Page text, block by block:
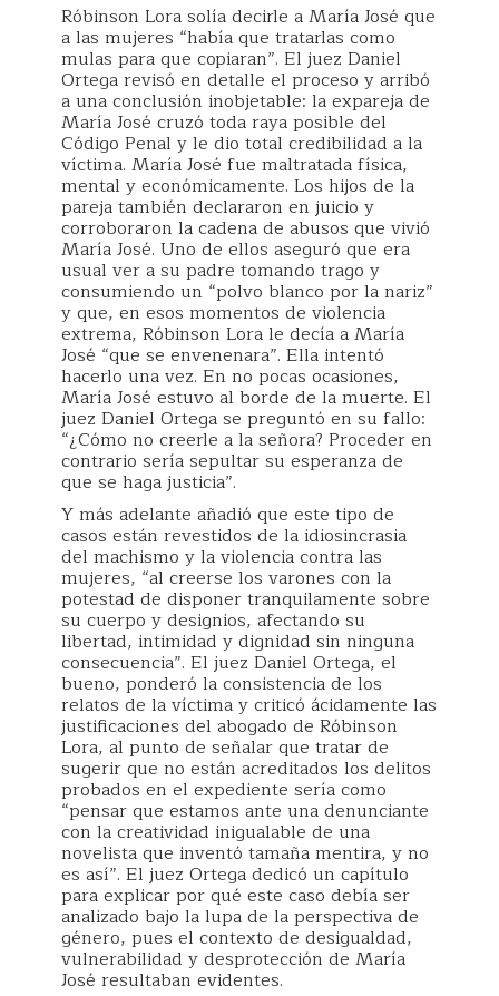
Róbinson Lora solía decirle a María José que
a las mujeres “había que tratarlas como
mulas para que copiaran”. El juez Daniel
Ortega revisó en detalle el proceso y arribó
a una conclusión inobjetable: la expareja de
María José cruzó toda raya posible del
Código Penal y le dio total credibilidad a la
víctima. María José fue maltratada física,
mental y económicamente. Los hijos de la
pareja también declararon en juicio y
corroboraron la cadena de abusos que vivió
María José. Uno de ellos aseguró que era
usual ver a su padre tomando trago y
consumiendo un “polvo blanco por la nariz”
y que, en esos momentos de violencia
extrema, Róbinson Lora le decía a María
José “que se envenenara”. Ella intentó
hacerlo una vez. En no pocas ocasiones,
María José estuvo al borde de la muerte. El
juez Daniel Ortega se preguntó en su fallo:
“¿Cómo no creerle a la señora? Proceder en
contrario sería sepultar su esperanza de
que se haga justicia”.
Y más adelante añadió que este tipo de
casos están revestidos de la idiosincrasia
del machismo y la violencia contra las
mujeres, “al creerse los varones con la
potestad de disponer tranquilamente sobre
su cuerpo y designios, afectando su
libertad, intimidad y dignidad sin ninguna
consecuencia”. El juez Daniel Ortega, el
bueno, ponderó la consistencia de los
relatos de la víctima y criticó ácidamente las
justificaciones del abogado de Róbinson
Lora, al punto de señalar que tratar de
sugerir que no están acreditados los delitos
probados en el expediente sería como
“pensar que estamos ante una denunciante
con la creatividad inigualable de una
novelista que inventó tamaña mentira, y no
es así”. El juez Ortega dedicó un capítulo
para explicar por qué este caso debía ser
analizado bajo la lupa de la perspectiva de
género, pues el contexto de desigualdad,
vulnerabilidad y desprotección de María
José resultaban evidentes.